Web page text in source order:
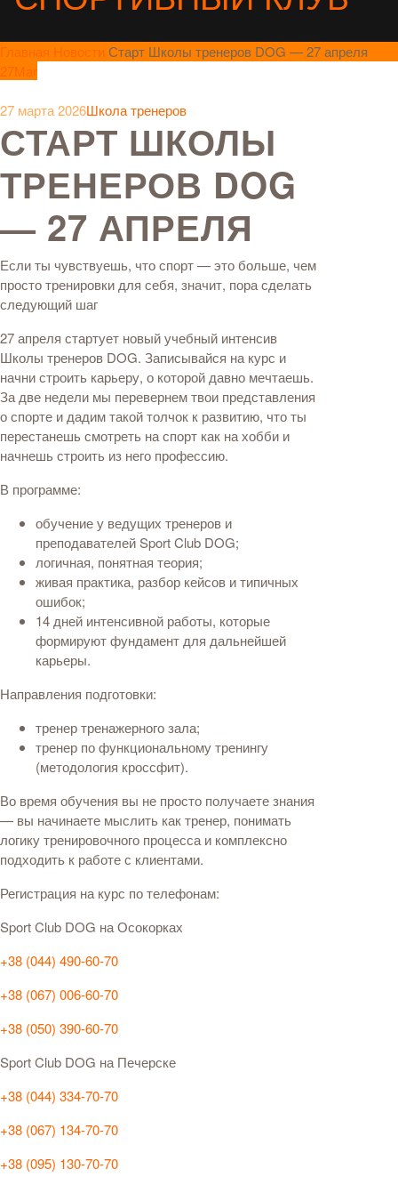
Главная Новости Старт Школы тренеров DOG — 27 апреля
27Mar
27 марта 2026Школа тренеров
СТАРТ ШКОЛЫ
ТРЕНЕРОВ DOG
— 27 АПРЕЛЯ
Если ты чувствуешь, что спорт — это больше, чем
просто тренировки для себя, значит, пора сделать
следующий шаг
27 апреля стартует новый учебный интенсив
Школы тренеров DOG. Записывайся на курс и
начни строить карьеру, о которой давно мечтаешь.
За две недели мы перевернем твои представления
о спорте и дадим такой толчок к развитию, что ты
перестанешь смотреть на спорт как на хобби и
начнешь строить из него профессию.
В программе:
обучение у ведущих тренеров и
преподавателей Sport Club DOG;
логичная, понятная теория;
живая практика, разбор кейсов и типичных
ошибок;
14 дней интенсивной работы, которые
формируют фундамент для дальнейшей
карьеры.
Направления подготовки:
тренер тренажерного зала;
тренер по функциональному тренингу
(методология кроссфит).
Во время обучения вы не просто получаете знания
— вы начинаете мыслить как тренер, понимать
логику тренировочного процесса и комплексно
подходить к работе с клиентами.
Регистрация на курс по телефонам:
Sport Club DOG на Осокорках
+38 (044) 490-60-70
+38 (067) 006-60-70
+38 (050) 390-60-70
Sport Club DOG на Печерске
+38 (044) 334-70-70
+38 (067) 134-70-70
+38 (095) 130-70-70